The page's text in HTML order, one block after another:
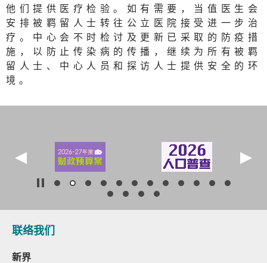
他们提供医疗检验。如有需要，当值医生会
安排被羁留人士转往公立医院接受进一步治
疗。中心会不时检讨及更新已采取的防疫措
施，以防止传染病的传播，继续为所有被羁
留人士、中心人员和探访人士提供安全的环
境。
联络我们
新界